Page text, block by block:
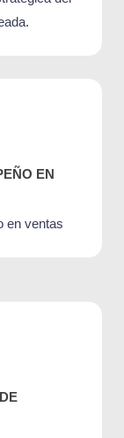
EN
en ventas